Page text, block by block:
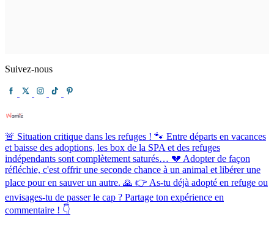
Suivez-nous
🚨 Situation critique dans les refuges ! 🐾 Entre départs en vacances
et baisse des adoptions, les box de la SPA et des refuges
indépendants sont complètement saturés… 💔 Adopter de façon
réfléchie, c'est offrir une seconde chance à un animal et libérer une
place pour en sauver un autre. 🙏 👉 As-tu déjà adopté en refuge ou
envisages-tu de passer le cap ? Partage ton expérience en
commentaire ! 👇